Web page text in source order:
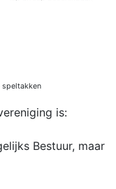
is:
Bestuur, maar